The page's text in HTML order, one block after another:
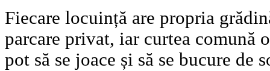
Fiecare locuință are propria
parcare privat, iar curtea comună
pot să se joace și să se bucure de